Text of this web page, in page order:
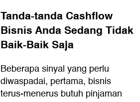
Tanda-tanda Cashflow
Bisnis Anda Sedang Tidak
Baik-Baik Saja
Beberapa sinyal yang perlu
diwaspadai, pertama, bisnis
terus-menerus butuh pinjaman